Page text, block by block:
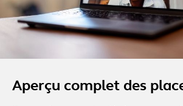
Aperçu complet des